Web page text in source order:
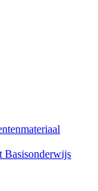
Basisonderwijs